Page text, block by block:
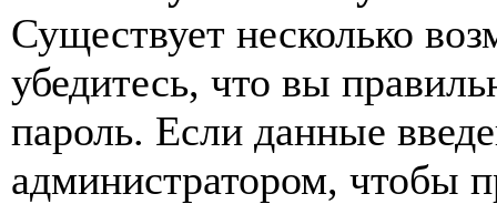
Существует несколько
убедитесь, что вы
пароль. Если данные
администратором, чтобы